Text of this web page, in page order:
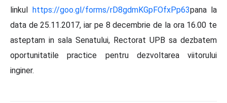
linkul https://goo.gl/forms/rD8gdmKGpFOfxPp63pana la
data de 25.11.2017, iar pe 8 decembrie de la ora 16.00 te
asteptam in sala Senatului, Rectorat UPB sa dezbatem
oportunitatile practice pentru dezvoltarea viitorului
inginer.